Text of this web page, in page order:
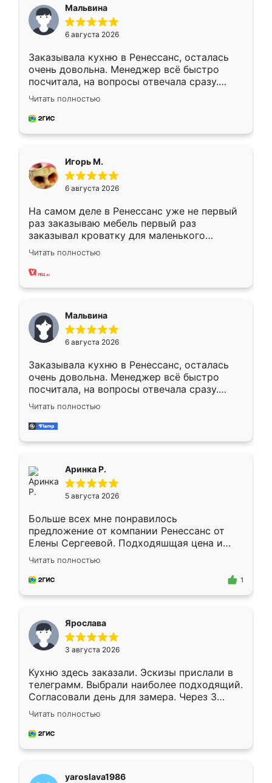
Мальвина
6 августа 2026
Заказывала кухню в Ренессанс, осталась
очень довольна. Менеджер всё быстро
посчитала, на вопросы отвечала сразу.
Замерщик приехал в субботу, подошёл к
делу со всей ответственностью. Собрали
за день, ребята работали аккуратно, даже
Читать полностью
Игорь М.
6 августа 2026
На самом деле в Ренессанс уже не первый
раз заказываю мебель первый раз
заказывал кроватку для маленького
ребёнка при его рождении ,во второй раз
заказал шкаф-купе. По качеству очень
хорошее сборка достаточно быстрая,
меньше, здесь же он более разнообразный.
Мне нравится ,если что-то потребуется из
мебели буду заказывать только здесь.
Читать полностью
Мальвина
6 августа 2026
Заказывала кухню в Ренессанс, осталась
очень довольна. Менеджер всё быстро
посчитала, на вопросы отвечала сразу.
Замерщик приехал в субботу, подошёл к
делу со всей ответственностью. Собрали
за день, ребята работали аккуратно, даже
Читать полностью
Аринка Р.
5 августа 2026
Больше всех мне понравилось
предложение от компании Ренессанс от
Елены Сергеевой. Подходяшщая цена и
короткие сроки изготовления. Приехавший
для замера сотрудник Владислав
предложил по моему эскизу самый
Читать полностью
1
Ярослава
3 августа 2026
Кухню здесь заказали. Эскизы прислали в
телеграмм. Выбрали наиболее подходящий.
Согласовали день для замера. Через 3
недели кухня была уже готова. Остались
довольны работой. Спасибо Ренессанс
мебель за качественную работу!
Читать полностью
yaroslava1986